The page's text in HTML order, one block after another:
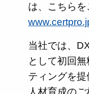
は、こちらを
当社では、
として初回
ティングを
人材育成の